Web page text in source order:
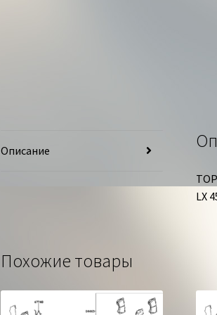
Описание
LX
Похожие товары